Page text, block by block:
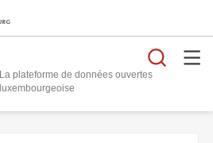
La plateforme de données ouvertes